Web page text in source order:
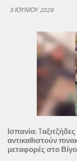
5 ΙΟΥΝΊΟΥ 2026
Ισπανία:
αντικαθιστούν
μεταφορές στο Βίγο